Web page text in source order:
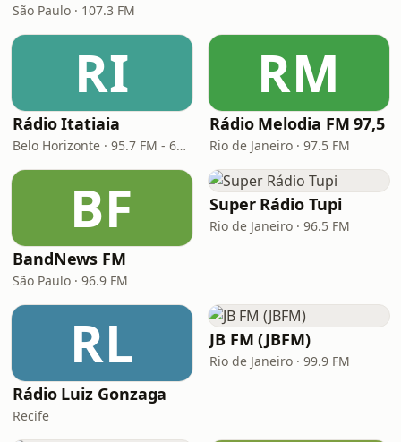
São Paulo · 107.3 FM
RI
Rádio Itatiaia
Belo Horizonte · 95.7 FM - 610 AM
RM
Rádio Melodia FM 97,5
Rio de Janeiro · 97.5 FM
BF
BandNews FM
São Paulo · 96.9 FM
Super Rádio Tupi
Rio de Janeiro · 96.5 FM
RL
Rádio Luiz Gonzaga
Recife
JB FM (JBFM)
Rio de Janeiro · 99.9 FM